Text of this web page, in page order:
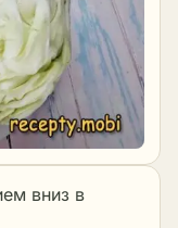
вниз в